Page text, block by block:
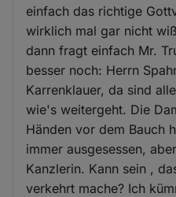
einfach das richtige
wirklich mal gar nicht
dann fragt einfach Mr.
besser noch: Herrn
Karrenklauer, da sind
wie's weitergeht. Die
Händen vor dem Bauch
immer ausgesessen,
Kanzlerin. Kann sein ,
verkehrt mache? Ich